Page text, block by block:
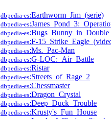
dbpedia-es:Earthworm_Jim_(serie)
dbpedia-es
dbpedia-es
dbpedia-es:F-
dbpedia-es:Ms._Pac-Man
dbpedia-es:G-LOC:_Air_Battle
dbpedia-es:Ristar
dbpedia-es:Streets_of_Rage_2
dbpedia-es:Chessmaster
dbpedia-es:Dragon_Crystal
dbpedia-es:Deep_Duck_Trouble
dbpedia-es:Krusty's_Fun_House